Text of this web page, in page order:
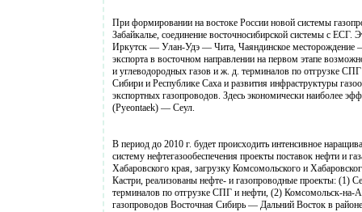
При формировании на востоке России новой системы
Забайкалье, соединение восточносибирской системы с
Иркутск — Улан-Удэ — Чита, Чаяндинское месторождение
экспорта в восточном направлении на первом этапе
и углеводородных газов и ж. д. терминалов по отгрузке
Сибири и Республике Саха и развития инфраструктуры
экспортных газопроводов. Здесь экономически
(Pyeontaek) — Сеул.
В период до 2010 г. будет происходить интенсивное
систему нефтегазообеспечения проекты поставок нефти и
Хабаровского края, загрузку Комсомольского и
Кастри, реализованы нефте- и газопроводные проекты: (1)
терминалов по отгрузке СПГ и нефти, (2) Комсомольск-
газопроводов Восточная Сибирь — Дальний Восток в